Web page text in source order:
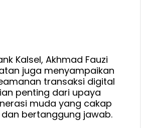
Kalsel, Akhmad Fauzi
juga menyampaikan
transaksi digital
penting dari upaya
muda yang cakap
bertanggung jawab.